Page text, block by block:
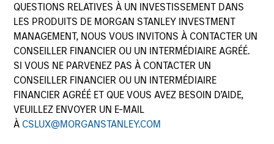
QUESTIONS RELATIVES À UN INVESTISSEMENT DANS
LES PRODUITS DE MORGAN STANLEY INVESTMENT
MANAGEMENT, NOUS VOUS INVITONS À CONTACTER UN
CONSEILLER FINANCIER OU UN INTERMÉDIAIRE AGRÉÉ.
SI VOUS NE PARVENEZ PAS À CONTACTER UN
CONSEILLER FINANCIER OU UN INTERMÉDIAIRE
FINANCIER AGRÉÉ ET QUE VOUS AVEZ BESOIN D’AIDE,
VEUILLEZ ENVOYER UN E-MAIL
À CSLUX@MORGANSTANLEY.COM
Asset Class
US Equity
Quick Facts
Benchmark